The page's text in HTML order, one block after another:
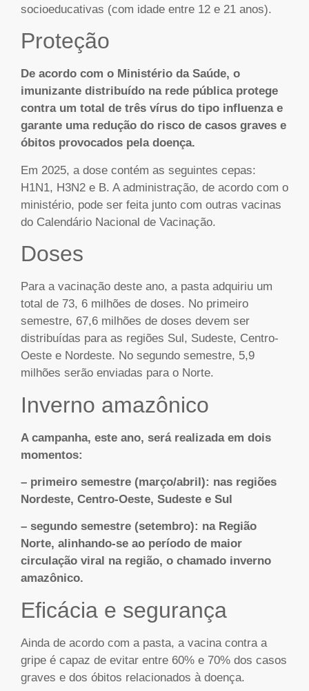
socioeducativas (com idade entre 12 e 21 anos).
Proteção
De acordo com o Ministério da Saúde, o
imunizante distribuído na rede pública protege
contra um total de três vírus do tipo influenza e
garante uma redução do risco de casos graves e
óbitos provocados pela doença.
Em 2025, a dose contém as seguintes cepas:
H1N1, H3N2 e B. A administração, de acordo com o
ministério, pode ser feita junto com outras vacinas
do Calendário Nacional de Vacinação.
Doses
Para a vacinação deste ano, a pasta adquiriu um
total de 73, 6 milhões de doses. No primeiro
semestre, 67,6 milhões de doses devem ser
distribuídas para as regiões Sul, Sudeste, Centro-
Oeste e Nordeste. No segundo semestre, 5,9
milhões serão enviadas para o Norte.
Inverno amazônico
A campanha, este ano, será realizada em dois
momentos:
– primeiro semestre (março/abril): nas regiões
Nordeste, Centro-Oeste, Sudeste e Sul
– segundo semestre (setembro): na Região
Norte, alinhando-se ao período de maior
circulação viral na região, o chamado inverno
amazônico.
Eficácia e segurança
Ainda de acordo com a pasta, a vacina contra a
gripe é capaz de evitar entre 60% e 70% dos casos
graves e dos óbitos relacionados à doença.